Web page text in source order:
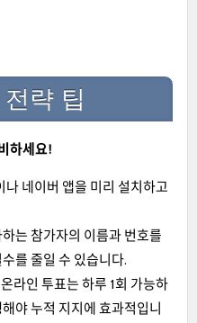
략 팁
하세요!
나 네이버 앱을 미리 설치하고
하는 참가자의 이름과 번호를
를 줄일 수 있습니다.
라인 투표는 하루 1회 가능하
야 누적 지지에 효과적입니